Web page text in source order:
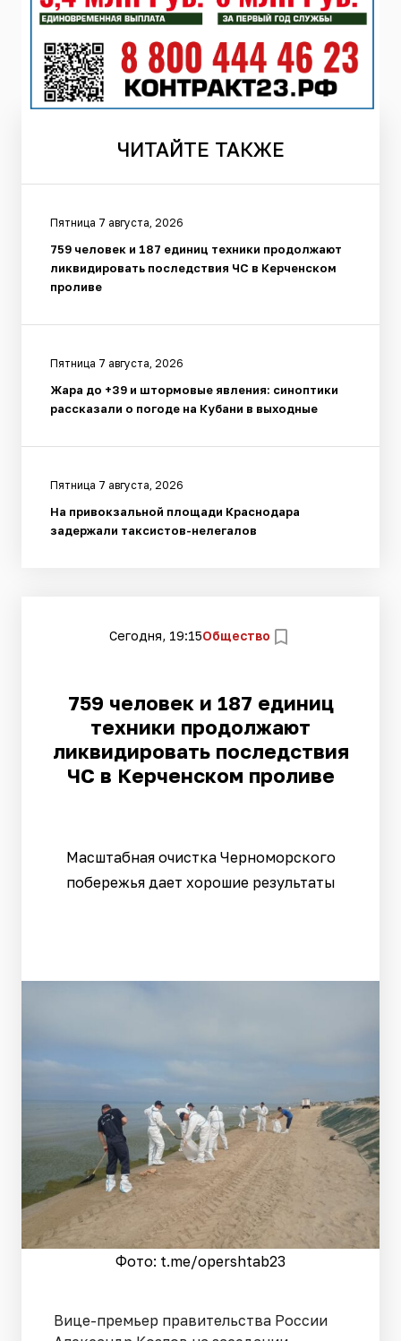
ЧИТАЙТЕ ТАКЖЕ
Пятница 7 августа, 2026
759 человек и 187 единиц техники продолжают
ликвидировать последствия ЧС в Керченском
проливе
Пятница 7 августа, 2026
Жара до +39 и штормовые явления: синоптики
рассказали о погоде на Кубани в выходные
Пятница 7 августа, 2026
На привокзальной площади Краснодара
задержали таксистов-нелегалов
Сегодня, 19:15Общество
759 человек и 187 единиц
техники продолжают
ликвидировать последствия
ЧС в Керченском проливе
Масштабная очистка Черноморского
побережья дает хорошие результаты
Фото: t.me/opershtab23
Вице-премьер правительства России